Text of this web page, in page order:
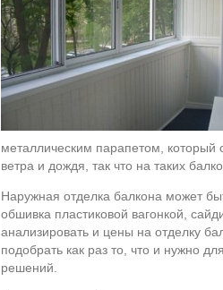
металлическим парапетом,
ветра и дождя, так что на таких
Наружная отделка балкона может
обшивка пластиковой вагонкой,
анализировать и цены на отделку
подобрать как раз то, что и нужно
решений.